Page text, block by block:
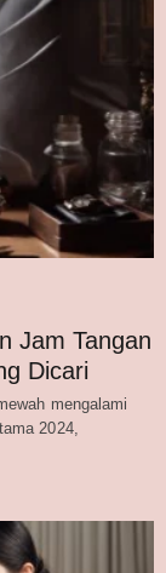
Jam Tangan
Dicari
mengalami
2024,